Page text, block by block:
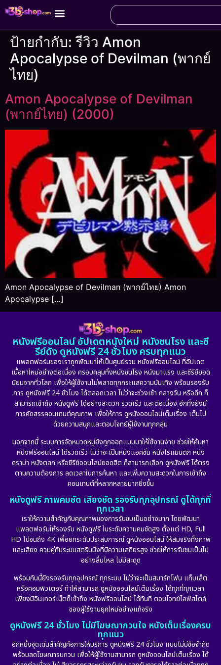
ป้ายกำกับ:รีวิว Amon
Apocalypse of Devilman (พากย์
ไทย)
Amon Apocalypse of Devilman
(พากย์ไทย) (2000)
Amon Apocalypse of Devilman (พากย์ไทย) Amon
Apocalypse […]
หนังฟรีออนไลน์ อัปเดตหนังใหม่ หนังชนโรง และซี
รีย์ดัง ดูหนังฟรี 24 ชั่วโมง ครบทุกแนว
แพลตฟอร์มของเราถูกพัฒนาให้เป็นศูนย์รวม หนังฟรีออนไลน์ ที่อัปเดต
เนื้อหาใหม่อย่างต่อเนื่อง ครอบคลุมทั้งหนังชนโรง หนังมาแรง และซีรีย์ยอด
นิยมจากทั่วโลก เพื่อให้ผู้ใช้งานไม่พลาดทุกกระแสความบันเทิง พร้อมรองรับ
การ ดูหนังฟรี 24 ชั่วโมง ได้ตลอดเวลา ไม่ว่าจะช่วงเช้า กลางวัน หรือดึก ก็
สามารถเข้าถึง หนังดูฟรี ได้อย่างสะดวก รวดเร็ว และต่อเนื่อง อีกทั้งยังมี
การคัดสรรคอนเทนต์คุณภาพ เพื่อให้การ ดูหนังออนไลน์เต็มเรื่อง เต็มไป
ด้วยความสนุกและตอบโจทย์ผู้ใช้งานทุกกลุ่ม
นอกจากนี้ ระบบการจัดหมวดหมู่ยังถูกออกแบบมาให้ใช้งานง่าย ช่วยให้ค้นหา
หนังฟรีออนไลน์ ได้รวดเร็ว ไม่ว่าจะเป็นหนังแอคชั่น หนังโรแมนติก หนัง
ดราม่า หนังตลก หรือซีรีย์ออนไลน์ยอดฮิต ก็สามารถเลือก ดูหนังฟรี ได้ตรง
ตามความต้องการ ลดเวลาในการค้นหา และเพิ่มความสะดวกในการเข้าถึง
คอนเทนต์ที่หลากหลายมากยิ่งขึ้น
หนังดูฟรี ภาพคมชัด เสียงชัด รองรับทุกอุปกรณ์ ดูได้ทุกที่
ทุกเวลา
เราให้ความสำคัญกับคุณภาพของการรับชมเป็นอย่างมาก โดยพัฒนา
แพลตฟอร์มให้รองรับ หนังดูฟรี ในระดับความคมชัดสูง ตั้งแต่ HD, Full
HD ไปจนถึง 4K เพื่อยกระดับประสบการณ์ ดูหนังออนไลน์ ให้สมจริงทั้งภาพ
และเสียง ควบคู่กับระบบสตรีมมิ่งที่มีความเสถียรสูง ช่วยให้การรับชมเป็นไป
อย่างลื่นไหล ไม่มีสะดุด
พร้อมกันนี้ยังรองรับทุกอุปกรณ์ ทุกระบบ ไม่ว่าจะเป็นสมาร์ทโฟน แท็บเล็ต
หรือคอมพิวเตอร์ ทำให้สามารถ ดูหนังออนไลน์เต็มเรื่อง ได้ทุกที่ทุกเวลา
เพียงมีอินเทอร์เน็ตก็เข้าถึง หนังฟรีออนไลน์ ได้ทันที ตอบโจทย์ไลฟ์สไตล์
ของผู้ใช้งานยุคใหม่อย่างแท้จริง
ดูหนังฟรี 24 ชั่วโมง ไม่มีโฆษณากวนใจ หนังเต็มเรื่องครบ
ทุกแนว
อีกหนึ่งจุดเด่นสำคัญคือการให้บริการ ดูหนังฟรี 24 ชั่วโมง แบบไม่มีข้อจำกัด
พร้อมลดโฆษณารบกวน เพื่อให้ผู้ใช้งานสามารถ ดูหนังออนไลน์เต็มเรื่อง ได้